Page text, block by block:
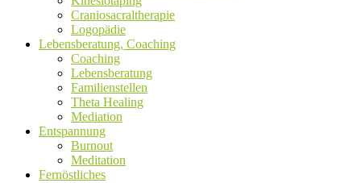
Craniosacraltherapie
Logopädie
Lebensberatung, Coaching
Coaching
Lebensberatung
Familienstellen
Theta Healing
Mediation
Entspannung
Burnout
Meditation
Fernöstliches